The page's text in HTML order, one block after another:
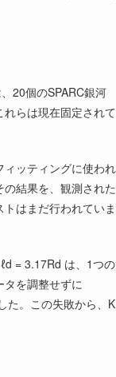
20個のSPARC銀河
らは現在固定されて
ィッティングに使われ
の結果を、観測された
はまだ行われていま
= 3.17Rd は、1つの
を調整せずに
た。この失敗から、K